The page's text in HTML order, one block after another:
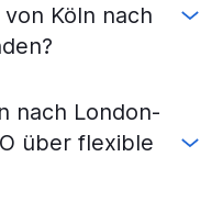
Gatwick
Luton
Köln nach
nach London-
über flexible